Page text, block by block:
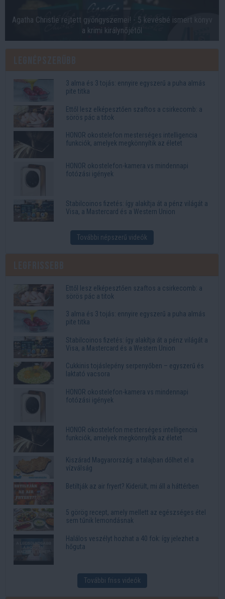
Agatha Christie rejtett gyöngyszemei! - 5 kevésbé ismert könyv
a krimi királynőjétől
3 alma és 3 tojás: ennyire egyszerű a puha almás
pite titka
Ettől lesz elképesztően szaftos a csirkecomb: a
sörös pác a titok
HONOR okostelefon mesterséges intelligencia
funkciók, amelyek megkönnyítik az életet
HONOR okostelefon-kamera vs mindennapi
fotózási igények
Stabilcoinos fizetés: így alakítja át a pénz világát a
Visa, a Mastercard és a Western Union
További népszerű videók
Ettől lesz elképesztően szaftos a csirkecomb: a
sörös pác a titok
3 alma és 3 tojás: ennyire egyszerű a puha almás
pite titka
Stabilcoinos fizetés: így alakítja át a pénz világát a
Visa, a Mastercard és a Western Union
Cukkinis tojáslepény serpenyőben – egyszerű és
laktató vacsora
HONOR okostelefon-kamera vs mindennapi
fotózási igények
HONOR okostelefon mesterséges intelligencia
funkciók, amelyek megkönnyítik az életet
Kiszárad Magyarország: a talajban dőlhet el a
vízválság
Betiltják az air fryert? Kiderült, mi áll a háttérben
5 görög recept, amely mellett az egészséges étel
sem tűnik lemondásnak
Halálos veszélyt hozhat a 40 fok: így jelezhet a
hőguta
További friss videók